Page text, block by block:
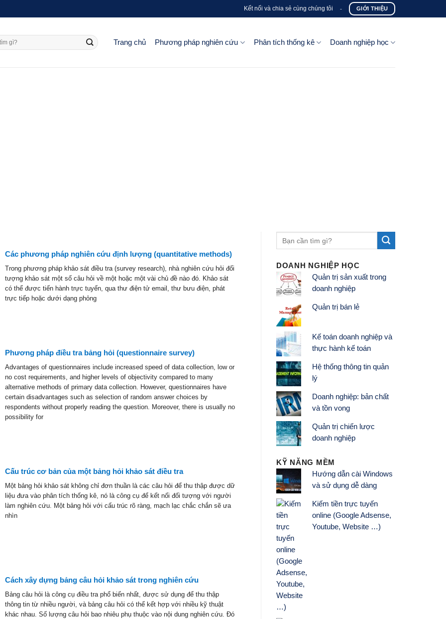
Kết nối và chia sẻ cùng chúng tôi - GIỚI THIỆU
Trang chủ Phương pháp nghiên cứu Phân tích thống kê Doanh nghiệp học
Các phương pháp nghiên cứu định lượng (quantitative methods)
Trong phương pháp khảo sát điều tra (survey research), nhà nghiên cứu hỏi đối
tượng khảo sát một số câu hỏi về một hoặc một vài chủ đề nào đó. Khảo sát
có thể được tiến hành trực tuyến, qua thư điện tử email, thư bưu điện, phát
trực tiếp hoặc dưới dạng phỏng
Phương pháp điều tra bảng hỏi (questionnaire survey)
Advantages of questionnaires include increased speed of data collection, low or
no cost requirements, and higher levels of objectivity compared to many
alternative methods of primary data collection. However, questionnaires have
certain disadvantages such as selection of random answer choices by
respondents without properly reading the question. Moreover, there is usually no
possibility for
Cấu trúc cơ bản của một bảng hỏi khảo sát điều tra
Một bảng hỏi khảo sát không chỉ đơn thuần là các câu hỏi để thu thập được dữ
liệu đưa vào phân tích thống kê, nó là công cụ để kết nối đối tượng với người
làm nghiên cứu. Một bảng hỏi với cấu trúc rõ ràng, mạch lạc chắc chắn sẽ ưa
nhìn
Cách xây dựng bảng câu hỏi khảo sát trong nghiên cứu
Bảng câu hỏi là công cụ điều tra phổ biến nhất, được sử dụng để thu thập
thông tin từ nhiều người, và bảng câu hỏi có thể kết hợp với nhiều kỹ thuật
khác nhau. Số lượng câu hỏi bao nhiêu phụ thuộc vào nội dung nghiên cứu. Đó
DOANH NGHIỆP HỌC
Quản trị sản xuất trong
doanh nghiệp
Quản trị bán lẻ
Kế toán doanh nghiệp và
thực hành kế toán
Hệ thống thông tin quản
lý
Doanh nghiệp: bản chất
và tồn vong
Quản trị chiến lược
doanh nghiệp
KỸ NĂNG MỀM
Hướng dẫn cài Windows
và sử dụng dễ dàng
Kiếm tiền trực tuyến
online (Google Adsense,
Youtube, Website …)